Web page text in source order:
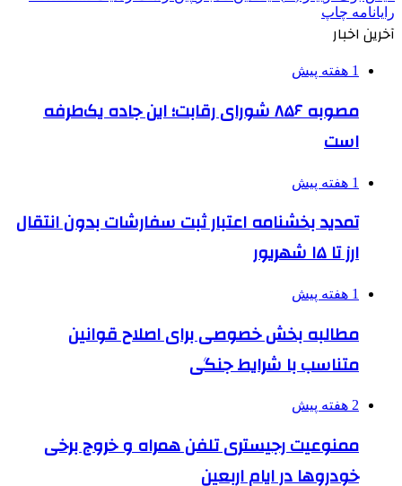
رایانامه چاپ
آخرین اخبار
1 هفته پیش
مصوبه ۸۵۶ شورای رقابت؛ این جاده یک‌طرفه
است
1 هفته پیش
تمدید بخشنامه اعتبار ثبت سفارشات بدون انتقال
ارز تا ۱۵ شهریور
1 هفته پیش
مطالبه بخش خصوصی برای اصلاح قوانین
متناسب با شرایط جنگی
2 هفته پیش
ممنوعیت رجیستری تلفن همراه و خروج برخی
خودروها در ایام اربعین